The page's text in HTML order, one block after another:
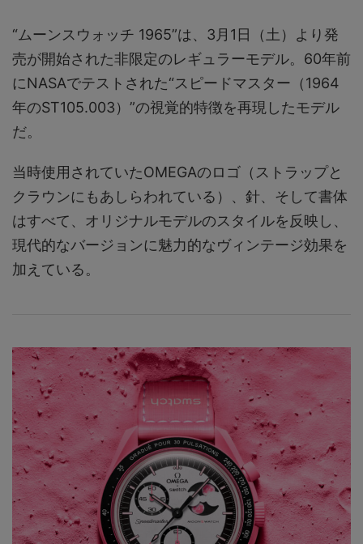
“ムーンスウォッチ 1965”は、3月1日（土）より発
売が開始された非限定のレギュラーモデル。60年前
にNASAでテストされた“スピードマスター（1964
年のST105.003）”の視覚的特徴を再現したモデル
だ。
当時使用されていたOMEGAのロゴ（ストラップと
クラウンにもあしらわれている）、針、そして書体
はすべて、オリジナルモデルのスタイルを反映し、
現代的なバージョンに魅力的なヴィンテージ効果を
加えている。